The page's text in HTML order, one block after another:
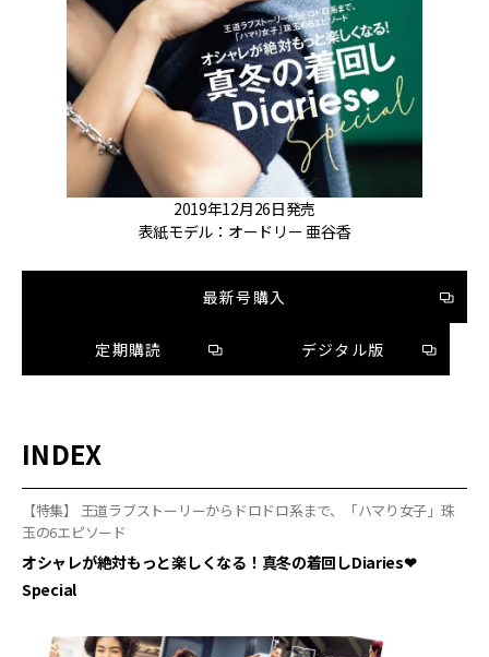
2019年12月26日発売
表紙モデル：オードリー 亜谷香
最新号購入
定期購読 デジタル版
INDEX
【特集】 王道ラブストーリーからドロドロ系まで、「ハマり女子」珠
玉の6エピソード
オシャレが絶対もっと楽しくなる！真冬の着回しDiaries❤︎
Special